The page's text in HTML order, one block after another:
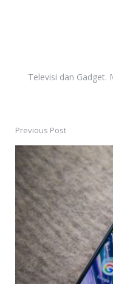
Televisi dan Gadget.
Post
navigation
Previous Post